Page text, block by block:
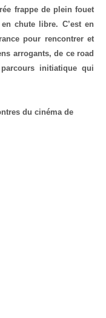
frappe de plein fouet
chute libre. C’est en
pour rencontrer et
arrogants, de ce road
initiatique qui
du cinéma de